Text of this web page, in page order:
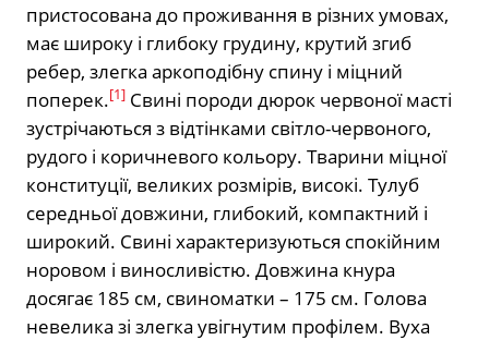
пристосована до проживання в різних умовах,
має широку і глибоку грудину, крутий згиб
ребер, злегка аркоподібну спину і міцний
поперек.[1] Свині породи дюрок червоної масті
зустрічаються з відтінками світло-червоного,
рудого і коричневого кольору. Тварини міцної
конституції, великих розмірів, високі. Тулуб
середньої довжини, глибокий, компактний і
широкий. Свині характеризуються спокійним
норовом і виносливістю. Довжина кнура
досягає 185 см, свиноматки – 175 см. Голова
невелика зі злегка увігнутим профілем. Вуха